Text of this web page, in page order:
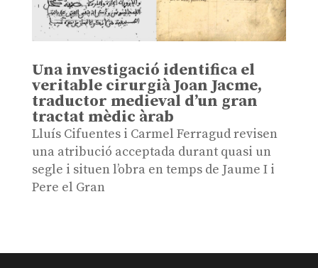
Una investigació identifica el
veritable cirurgià Joan Jacme,
traductor medieval d’un gran
tractat mèdic àrab
Lluís Cifuentes i Carmel Ferragud revisen
una atribució acceptada durant quasi un
segle i situen l’obra en temps de Jaume I i
Pere el Gran